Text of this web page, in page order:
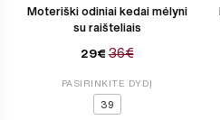
Moteriški odiniai kedai mėlyni
su raišteliais
29€ 36€
PASIRINKITE DYDĮ
39